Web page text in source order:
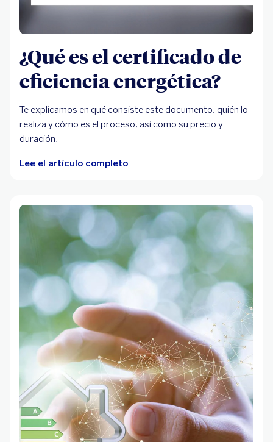
¿Qué es el certificado de
eficiencia energética?
Te explicamos en qué consiste este documento, quién lo
realiza y cómo es el proceso, así como su precio y
duración.
Lee el artículo completo